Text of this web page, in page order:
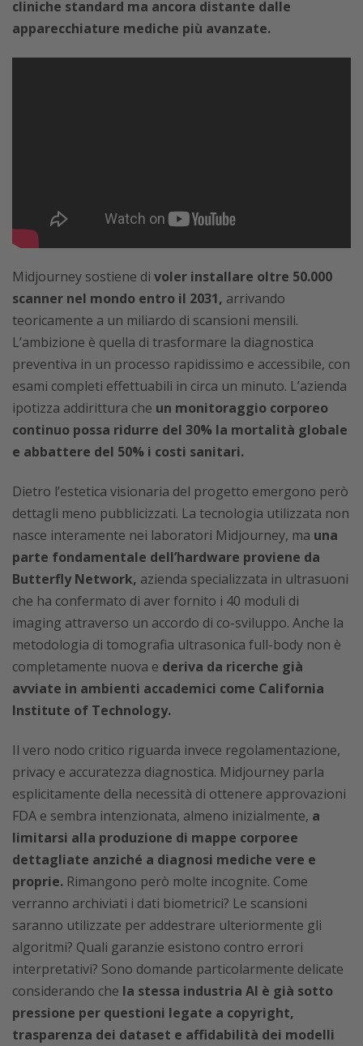
cliniche standard ma ancora distante dalle
apparecchiature mediche più avanzate.
Midjourney sostiene di voler installare oltre 50.000
scanner nel mondo entro il 2031, arrivando
teoricamente a un miliardo di scansioni mensili.
L’ambizione è quella di trasformare la diagnostica
preventiva in un processo rapidissimo e accessibile, con
esami completi effettuabili in circa un minuto. L’azienda
ipotizza addirittura che un monitoraggio corporeo
continuo possa ridurre del 30% la mortalità globale
e abbattere del 50% i costi sanitari.
Dietro l’estetica visionaria del progetto emergono però
dettagli meno pubblicizzati. La tecnologia utilizzata non
nasce interamente nei laboratori Midjourney, ma una
parte fondamentale dell’hardware proviene da
Butterfly Network, azienda specializzata in ultrasuoni
che ha confermato di aver fornito i 40 moduli di
imaging attraverso un accordo di co-sviluppo. Anche la
metodologia di tomografia ultrasonica full-body non è
completamente nuova e deriva da ricerche già
avviate in ambienti accademici come California
Institute of Technology.
Il vero nodo critico riguarda invece regolamentazione,
privacy e accuratezza diagnostica. Midjourney parla
esplicitamente della necessità di ottenere approvazioni
FDA e sembra intenzionata, almeno inizialmente, a
limitarsi alla produzione di mappe corporee
dettagliate anziché a diagnosi mediche vere e
proprie. Rimangono però molte incognite. Come
verranno archiviati i dati biometrici? Le scansioni
saranno utilizzate per addestrare ulteriormente gli
algoritmi? Quali garanzie esistono contro errori
interpretativi? Sono domande particolarmente delicate
considerando che la stessa industria AI è già sotto
pressione per questioni legate a copyright,
trasparenza dei dataset e affidabilità dei modelli